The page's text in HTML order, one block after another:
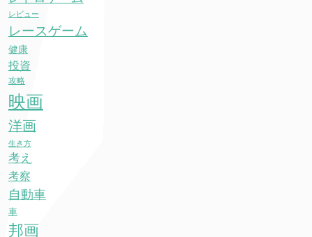
レビュー
レースゲーム
健康
投資
攻略
映画
洋画
生き方
考え
考察
自動車
車
邦画